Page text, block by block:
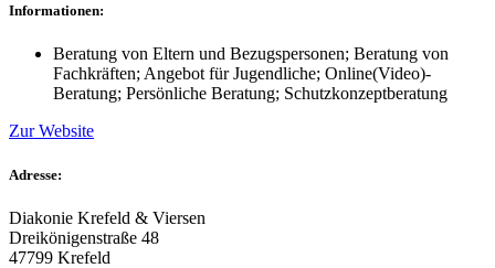
Informationen:
Beratung von Eltern und Bezugspersonen; Beratung von
Fachkräften; Angebot für Jugendliche; Online(Video)-
Beratung; Persönliche Beratung; Schutzkonzeptberatung
Zur Website
Adresse:
Diakonie Krefeld & Viersen
Dreikönigenstraße 48
47799 Krefeld